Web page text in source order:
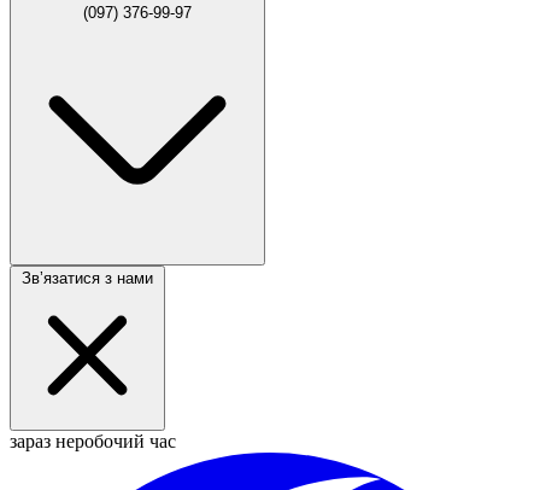
(097) 376-99-97
Звʼязатися з нами
зараз неробочий час